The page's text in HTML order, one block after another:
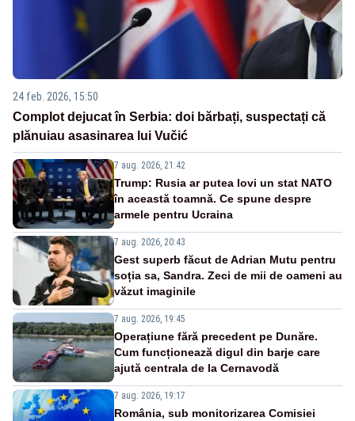
24 feb. 2026, 15:50
Complot dejucat în Serbia: doi bărbați, suspectați că
plănuiau asasinarea lui Vučić
7 aug. 2026, 21:42
Trump: Rusia ar putea lovi un stat NATO
în această toamnă. Ce spune despre
armele pentru Ucraina
7 aug. 2026, 20:43
Gest superb făcut de Adrian Mutu pentru
soția sa, Sandra. Zeci de mii de oameni au
văzut imaginile
7 aug. 2026, 19:45
Operațiune fără precedent pe Dunăre.
Cum funcționează digul din barje care
ajută centrala de la Cernavodă
7 aug. 2026, 19:17
România, sub monitorizarea Comisiei